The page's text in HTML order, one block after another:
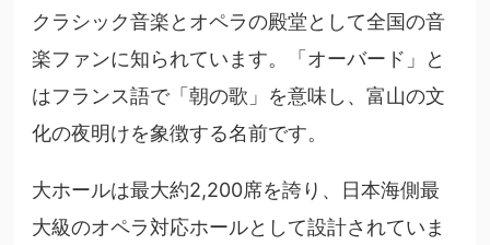
クラシック音楽とオペラの殿堂として全国の音
楽ファンに知られています。「オーバード」と
はフランス語で「朝の歌」を意味し、富山の文
化の夜明けを象徴する名前です。
大ホールは最大約2,200席を誇り、日本海側最
大級のオペラ対応ホールとして設計されていま